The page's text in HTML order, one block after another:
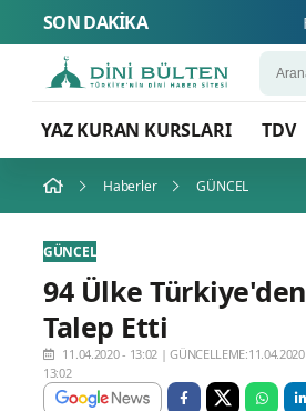
SON DAKİKA
YAZ KURAN KURSLARI TDV
Haberler GÜNCEL
GÜNCEL
94 Ülke
Talep Etti
11.04.2020 - 13:02 |
13:02